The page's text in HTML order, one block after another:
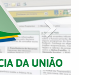
LUTO OFICIAL
2026
2026